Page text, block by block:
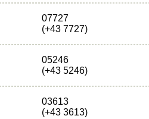
07727
(+43 7727)
05246
(+43 5246)
03613
(+43 3613)